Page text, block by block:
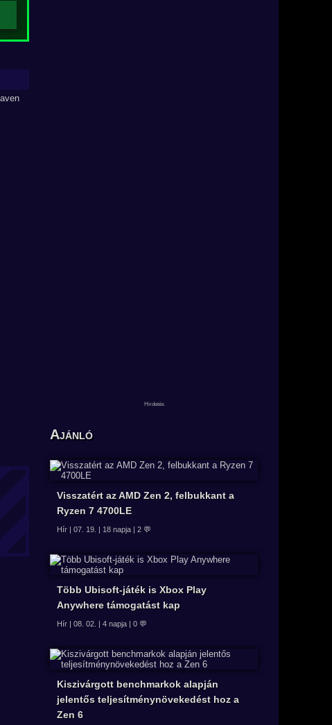
Ajánló
Visszatért az AMD Zen 2, felbukkant a
Ryzen 7 4700LE
Hír | 07. 19. | 18 napja | 2 💬
Több Ubisoft-játék is Xbox Play
Anywhere támogatást kap
Hír | 08. 02. | 4 napja | 0 💬
Kiszivárgott benchmarkok alapján
jelentős teljesítménynövekedést hoz a
Zen 6